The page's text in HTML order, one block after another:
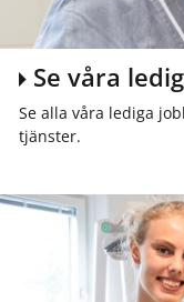
Se våra
Se alla våra lediga
tjänster.